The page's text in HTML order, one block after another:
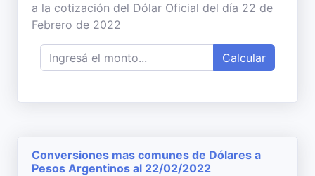
a la cotización del Dólar Oficial del día 22 de
Febrero de 2022
Calcular
Conversiones mas comunes de Dólares a
Pesos Argentinos al 22/02/2022